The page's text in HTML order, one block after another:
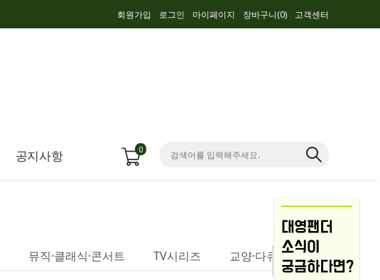
회원가입 로그인 마이페이지 장바구니(0) 고객센터
공지사항 0
뮤직·클래식·콘서트 TV시리즈
교양·다큐멘터리